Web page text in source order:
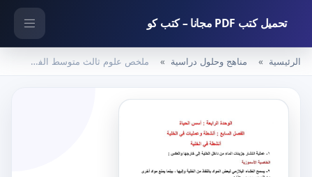
تحميل كتب PDF مجانا – كتب كو
الرئيسية مناهج وحلول دراسية ملخص علوم ثالث متوسط الفصل الثاني – المنهاج السعودي